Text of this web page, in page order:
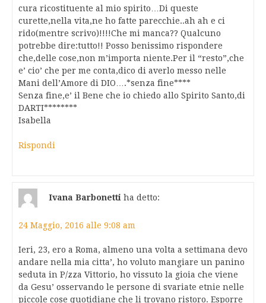
cura ricostituente al mio spirito…Di queste
curette,nella vita,ne ho fatte parecchie..ah ah e ci
rido(mentre scrivo)!!!!Che mi manca?? Qualcuno
potrebbe dire:tutto!! Posso benissimo rispondere
che,delle cose,non m’importa niente.Per il “resto”,che
e’ cio’ che per me conta,dico di averlo messo nelle
Mani dell’Amore di DIO….*senza fine****
Senza fine,e’ il Bene che io chiedo allo Spirito Santo,di
DARTI********
Isabella
Rispondi
Ivana Barbonetti ha detto:
24 Maggio, 2016 alle 9:08 am
Ieri, 23, ero a Roma, almeno una volta a settimana devo
andare nella mia citta’, ho voluto mangiare un panino
seduta in P/zza Vittorio, ho vissuto la gioia che viene
da Gesu’ osservando le persone di svariate etnie nelle
piccole cose quotidiane che li trovano ristoro. Esporre